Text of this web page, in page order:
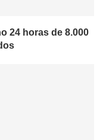
24 horas de 8.000